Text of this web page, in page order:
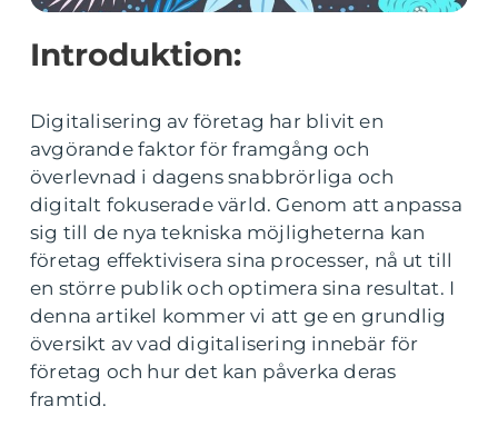
Introduktion:
Digitalisering av företag har blivit en
avgörande faktor för framgång och
överlevnad i dagens snabbrörliga och
digitalt fokuserade värld. Genom att anpassa
sig till de nya tekniska möjligheterna kan
företag effektivisera sina processer, nå ut till
en större publik och optimera sina resultat. I
denna artikel kommer vi att ge en grundlig
översikt av vad digitalisering innebär för
företag och hur det kan påverka deras
framtid.